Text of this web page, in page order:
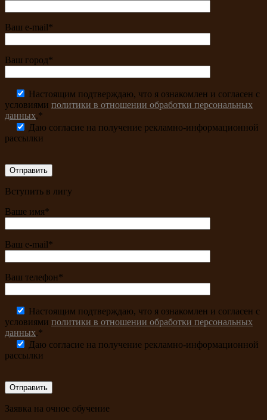
Ваш e-mail*
Ваш город*
Настоящим подтверждаю, что я ознакомлен и согласен с
условиями политики в отношении обработки персональных
данных.*
Даю согласие на получение рекламно-информационной
рассылки
Вступить в лигу
Ваше имя*
Ваш e-mail*
Ваш телефон*
Настоящим подтверждаю, что я ознакомлен и согласен с
условиями политики в отношении обработки персональных
данных.*
Даю согласие на получение рекламно-информационной
рассылки
Заявка на очное обучение